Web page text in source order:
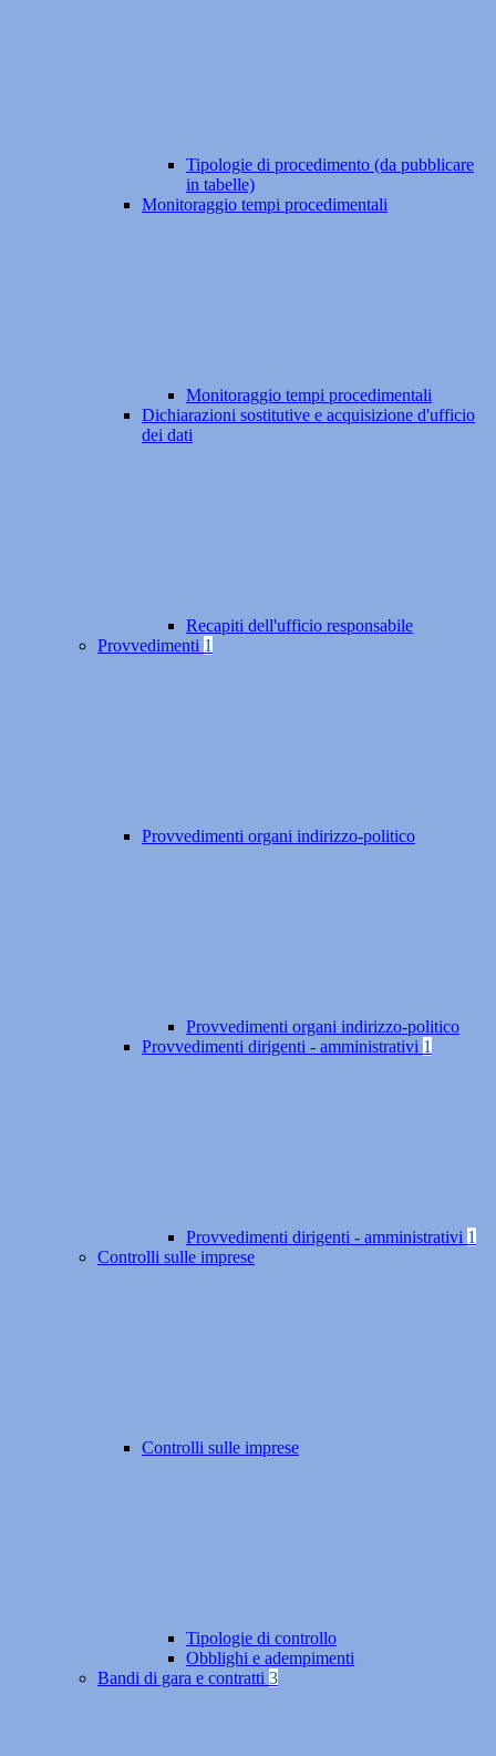
Tipologie di procedimento (da pubblicare
in tabelle)
Monitoraggio tempi procedimentali
Monitoraggio tempi procedimentali
Dichiarazioni sostitutive e acquisizione d'ufficio
dei dati
Recapiti dell'ufficio responsabile
Provvedimenti 1
Provvedimenti organi indirizzo-politico
Provvedimenti organi indirizzo-politico
Provvedimenti dirigenti - amministrativi 1
Provvedimenti dirigenti - amministrativi 1
Controlli sulle imprese
Controlli sulle imprese
Tipologie di controllo
Obblighi e adempimenti
Bandi di gara e contratti 3